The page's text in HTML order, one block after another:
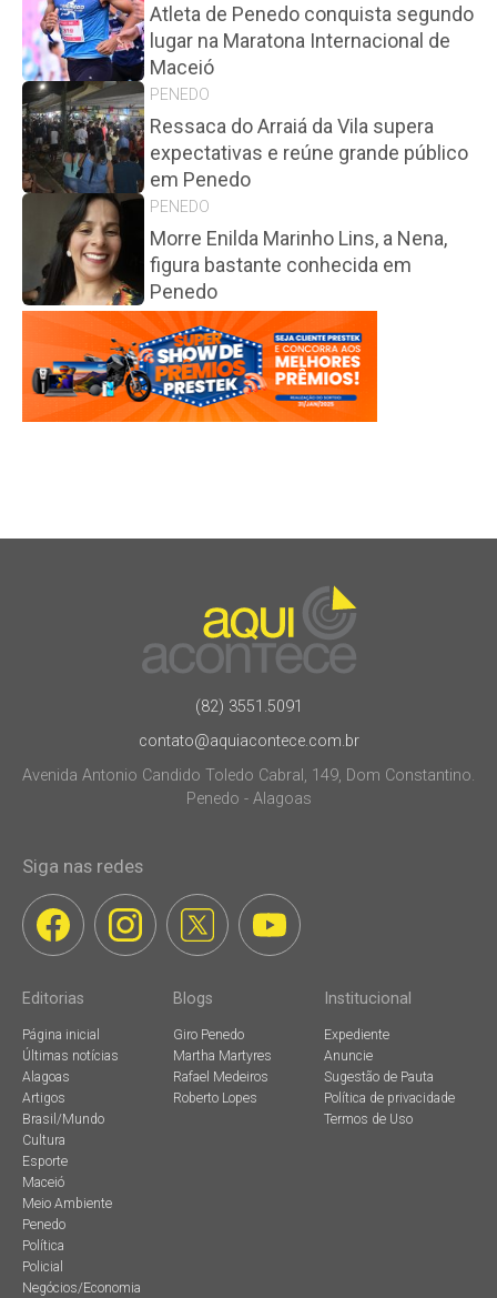
Atleta de Penedo conquista segundo
lugar na Maratona Internacional de
Maceió
PENEDO
Ressaca do Arraiá da Vila supera
expectativas e reúne grande público
em Penedo
PENEDO
Morre Enilda Marinho Lins, a Nena,
figura bastante conhecida em
Penedo
(82) 3551.5091
contato@aquiacontece.com.br
Avenida Antonio Candido Toledo Cabral, 149, Dom Constantino.
Penedo - Alagoas
Siga nas redes
Editorias
Página inicial
Últimas notícias
Alagoas
Artigos
Brasil/Mundo
Cultura
Esporte
Maceió
Meio Ambiente
Penedo
Política
Policial
Negócios/Economia
Blogs
Giro Penedo
Martha Martyres
Rafael Medeiros
Roberto Lopes
Institucional
Expediente
Anuncie
Sugestão de Pauta
Política de privacidade
Termos de Uso